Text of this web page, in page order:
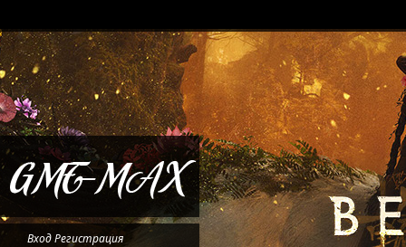
ВходРегистрация